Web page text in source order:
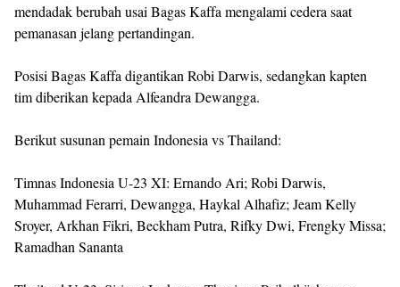
mendadak berubah usai Bagas Kaffa mengalami cedera saat
pemanasan jelang pertandingan.
Posisi Bagas Kaffa digantikan Robi Darwis, sedangkan kapten
tim diberikan kepada Alfeandra Dewangga.
Berikut susunan pemain Indonesia vs Thailand:
Timnas Indonesia U-23 XI: Ernando Ari; Robi Darwis,
Muhammad Ferarri, Dewangga, Haykal Alhafiz; Jeam Kelly
Sroyer, Arkhan Fikri, Beckham Putra, Rifky Dwi, Frengky Missa;
Ramadhan Sananta